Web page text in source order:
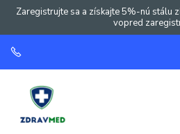
Zaregistrujte sa a získajte 5%-nú stálu
vopred